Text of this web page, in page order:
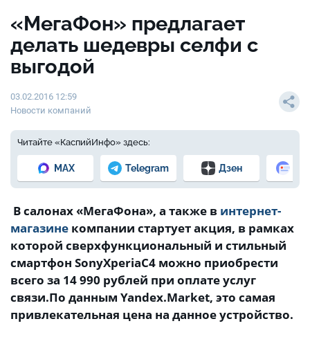
«МегаФон» предлагает
делать шедевры селфи с
выгодой
03.02.2016 12:59
Новости компаний
Читайте «КаспийИнфо» здесь:
MAX Telegram Дзен
В салонах «МегаФона», а также в интернет-
магазине компании стартует акция, в рамках
которой сверхфункциональный и стильный
смартфон SonyXperiaC4 можно приобрести
всего за 14990 рублей при оплате услуг
связи.По данным Yandex.Market, это самая
привлекательная цена на данное устройство.